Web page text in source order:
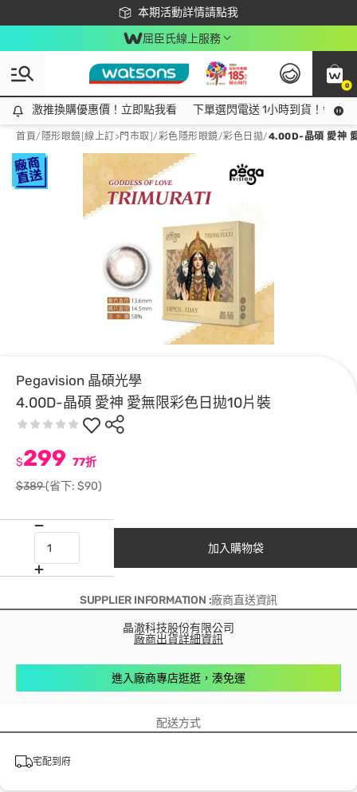
本期活動詳情請點我
下載app最高回饋$350
屈臣氏線上服務
0
激推換購優惠價！立即點我看
激推換購優惠價！立即點我看 下單選閃電送 1小時到貨！領神
首頁/ 隱形眼鏡[線上訂>門市取]/彩色隱形眼鏡/彩色日拋/4.00D-晶碩 愛神
Pegavision 晶碩光學
4.00D-晶碩 愛神 愛無限彩色日拋10片裝
$299 77折
$389(省下: $90)
加入購物袋
SUPPLIER INFORMATION :廠商直送資訊
晶澈科技股份有限公司
廠商出貨詳細資訊
進入廠商專店逛逛，湊免運
配送方式
宅配到府